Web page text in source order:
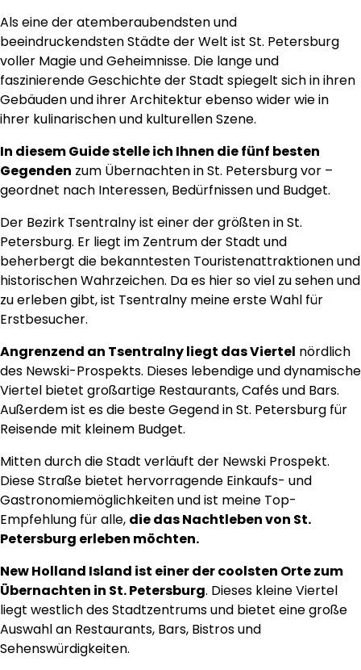
Als eine der atemberaubendsten und
beeindruckendsten Städte der Welt ist St. Petersburg
voller Magie und Geheimnisse. Die lange und
faszinierende Geschichte der Stadt spiegelt sich in ihren
Gebäuden und ihrer Architektur ebenso wider wie in
ihrer kulinarischen und kulturellen Szene.
In diesem Guide stelle ich Ihnen die fünf besten
Gegenden zum Übernachten in St. Petersburg vor –
geordnet nach Interessen, Bedürfnissen und Budget.
Der Bezirk Tsentralny ist einer der größten in St.
Petersburg. Er liegt im Zentrum der Stadt und
beherbergt die bekanntesten Touristenattraktionen und
historischen Wahrzeichen. Da es hier so viel zu sehen und
zu erleben gibt, ist Tsentralny meine erste Wahl für
Erstbesucher.
Angrenzend an Tsentralny liegt das Viertel nördlich
des Newski-Prospekts. Dieses lebendige und dynamische
Viertel bietet großartige Restaurants, Cafés und Bars.
Außerdem ist es die beste Gegend in St. Petersburg für
Reisende mit kleinem Budget.
Mitten durch die Stadt verläuft der Newski Prospekt.
Diese Straße bietet hervorragende Einkaufs- und
Gastronomiemöglichkeiten und ist meine Top-
Empfehlung für alle, die das Nachtleben von St.
Petersburg erleben möchten.
New Holland Island ist einer der coolsten Orte zum
Übernachten in St. Petersburg. Dieses kleine Viertel
liegt westlich des Stadtzentrums und bietet eine große
Auswahl an Restaurants, Bars, Bistros und
Sehenswürdigkeiten.